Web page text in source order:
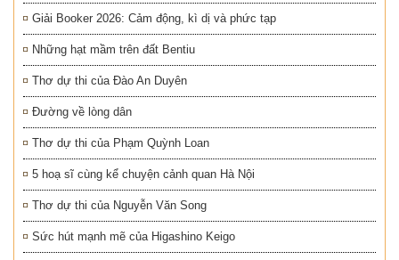
Giải Booker 2026: Cảm động, kì dị và phức tạp
Những hạt mầm trên đất Bentiu
Thơ dự thi của Đào An Duyên
Đường về lòng dân
Thơ dự thi của Phạm Quỳnh Loan
5 hoạ sĩ cùng kể chuyện cảnh quan Hà Nội
Thơ dự thi của Nguyễn Văn Song
Sức hút mạnh mẽ của Higashino Keigo